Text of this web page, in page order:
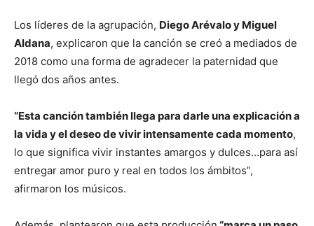
Los líderes de la agrupación, Diego Arévalo y Miguel
Aldana, explicaron que la canción se creó a mediados de
2018 como una forma de agradecer la paternidad que
llegó dos años antes.
“Esta canción también llega para darle una explicación a
la vida y el deseo de vivir intensamente cada momento,
lo que significa vivir instantes amargos y dulces…para así
entregar amor puro y real en todos los ámbitos”,
afirmaron los músicos.